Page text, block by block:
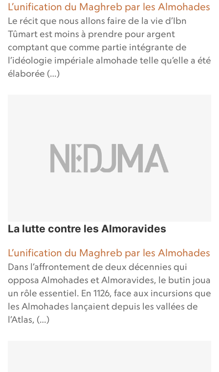
L’unification du Maghreb par les Almohades
Le récit que nous allons faire de la vie d’Ibn
Tûmart est moins à prendre pour argent
comptant que comme partie intégrante de
l’idéologie impériale almohade telle qu’elle a été
élaborée (…)
La lutte contre les Almoravides
L’unification du Maghreb par les Almohades
Dans l’affrontement de deux décennies qui
opposa Almohades et Almoravides, le butin joua
un rôle essentiel. En 1126, face aux incursions que
les Almohades lançaient depuis les vallées de
l’Atlas, (…)